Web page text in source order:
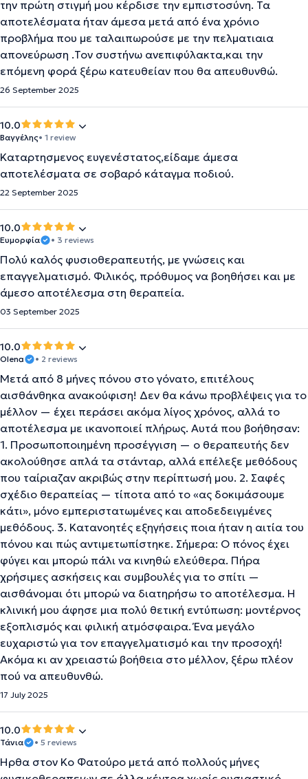
την πρώτη στιγμή μου κέρδισε την εμπιστοσύνη. Τα
αποτελέσματα ήταν άμεσα μετά από ένα χρόνιο
προβλήμα που με ταλαιπωρούσε με την πελματιαια
απονεύρωση .Τον συστήνω ανεπιφύλακτα,και την
επόμενη φορά ξέρω κατευθείαν που θα απευθυνθώ.
26 September 2025
10.0
Βαγγέλης• 1 review
Καταρτησμενος ευγενέστατος,είδαμε άμεσα
αποτελέσματα σε σοβαρό κάταγμα ποδιού.
22 September 2025
10.0
Ευμορφία • 3 reviews
Πολύ καλός φυσιοθεραπευτής, με γνώσεις και
επαγγελματισμό. Φιλικός, πρόθυμος να βοηθήσει και με
άμεσο αποτέλεσμα στη θεραπεία.
03 September 2025
10.0
Olena • 2 reviews
Μετά από 8 μήνες πόνου στο γόνατο, επιτέλους
αισθάνθηκα ανακούφιση! Δεν θα κάνω προβλέψεις για το
μέλλον — έχει περάσει ακόμα λίγος χρόνος, αλλά το
αποτέλεσμα με ικανοποιεί πλήρως. Αυτά που βοήθησαν:
1. Προσωποποιημένη προσέγγιση — ο θεραπευτής δεν
ακολούθησε απλά τα στάνταρ, αλλά επέλεξε μεθόδους
που ταίριαζαν ακριβώς στην περίπτωσή μου. 2. Σαφές
σχέδιο θεραπείας — τίποτα από το «ας δοκιμάσουμε
κάτι», μόνο εμπεριστατωμένες και αποδεδειγμένες
μεθόδους. 3. Κατανοητές εξηγήσεις ποια ήταν η αιτία του
πόνου και πώς αντιμετωπίστηκε. Σήμερα: Ο πόνος έχει
φύγει και μπορώ πάλι να κινηθώ ελεύθερα. Πήρα
χρήσιμες ασκήσεις και συμβουλές για το σπίτι —
αισθάνομαι ότι μπορώ να διατηρήσω το αποτέλεσμα. Η
κλινική μου άφησε μια πολύ θετική εντύπωση: μοντέρνος
εξοπλισμός και φιλική ατμόσφαιρα. Ένα μεγάλο
ευχαριστώ για τον επαγγελματισμό και την προσοχή!
Ακόμα κι αν χρειαστώ βοήθεια στο μέλλον, ξέρω πλέον
πού να απευθυνθώ.
17 July 2025
10.0
Τάνια • 5 reviews
Ήρθα στον Κο Φατούρο μετά από πολλούς μήνες